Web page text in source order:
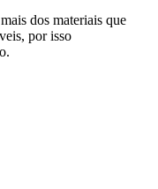
dos materiais que
por isso